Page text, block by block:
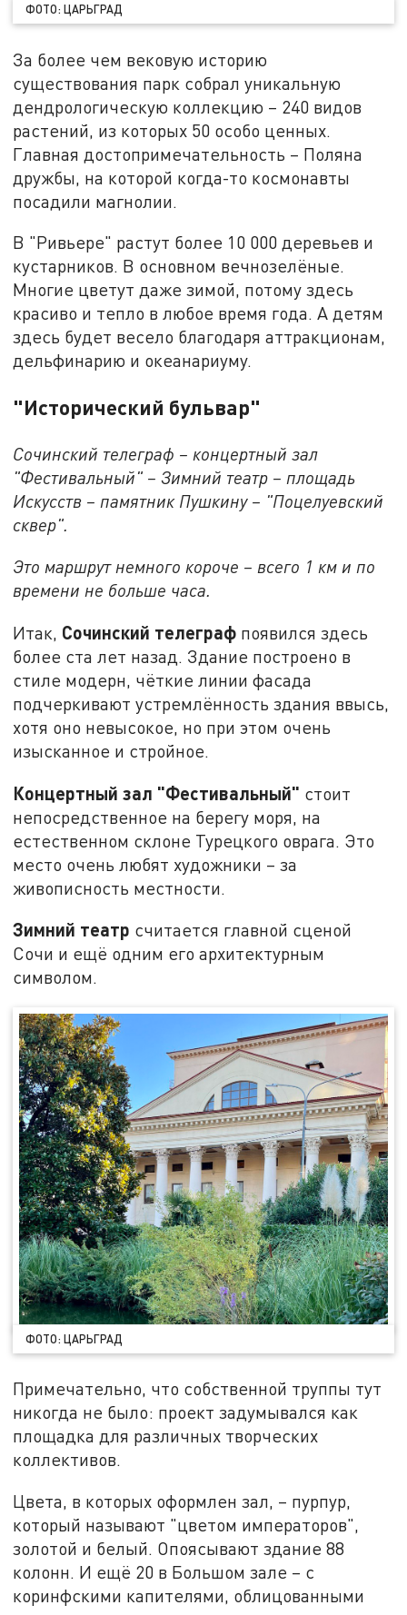
ФОТО: ЦАРЬГРАД
За более чем вековую историю
существования парк собрал уникальную
дендрологическую коллекцию – 240 видов
растений, из которых 50 особо ценных.
Главная достопримечательность – Поляна
дружбы, на которой когда-то космонавты
посадили магнолии.
В "Ривьере" растут более 10 000 деревьев и
кустарников. В основном вечнозелёные.
Многие цветут даже зимой, потому здесь
красиво и тепло в любое время года. А детям
здесь будет весело благодаря аттракционам,
дельфинарию и океанариуму.
"Исторический бульвар"
Сочинский телеграф – концертный зал
"Фестивальный" – Зимний театр – площадь
Искусств – памятник Пушкину – "Поцелуевский
сквер".
Это маршрут немного короче – всего 1 км и по
времени не больше часа.
Итак, Сочинский телеграф появился здесь
более ста лет назад. Здание построено в
стиле модерн, чёткие линии фасада
подчеркивают устремлённость здания ввысь,
хотя оно невысокое, но при этом очень
изысканное и стройное.
Концертный зал "Фестивальный" стоит
непосредственное на берегу моря, на
естественном склоне Турецкого оврага. Это
место очень любят художники – за
живописность местности.
Зимний театр считается главной сценой
Сочи и ещё одним его архитектурным
символом.
ФОТО: ЦАРЬГРАД
Примечательно, что собственной труппы тут
никогда не было: проект задумывался как
площадка для различных творческих
коллективов.
Цвета, в которых оформлен зал, – пурпур,
который называют "цветом императоров",
золотой и белый. Опоясывают здание 88
колонн. И ещё 20 в Большом зале – с
коринфскими капителями, облицованными